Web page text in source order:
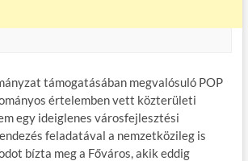
támogatásában megvalósuló POP
értelemben vett közterületi
egy ideiglenes városfejlesztési
feladatával a nemzetközileg is
bízta meg a Főváros, akik eddig